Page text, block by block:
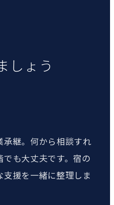
しょう
継。何から相談すれ
も大丈夫です。宿の
援を一緒に整理しま